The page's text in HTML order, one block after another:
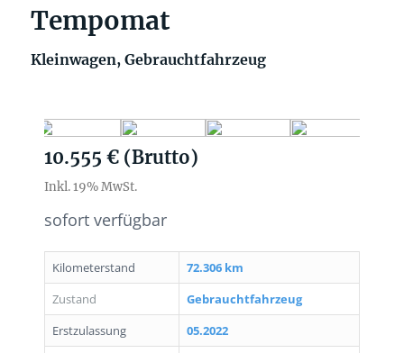
Tempomat
Kleinwagen, Gebrauchtfahrzeug
10.555 € (Brutto)
Inkl. 19% MwSt.
sofort verfügbar
Kilometerstand
72.306 km
Zustand
Gebrauchtfahrzeug
Erstzulassung
05.2022